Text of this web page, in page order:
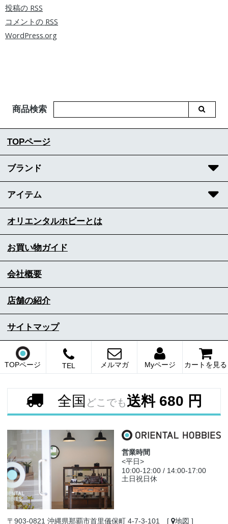
投稿の RSS
コメントの RSS
WordPress.org
商品検索
TOPページ
ブランド
アイテム
オリエンタルホビーとは
お買い物ガイド
会社概要
店舗の紹介
サイトマップ
TOPページ TEL メルマガ Myページ カートを見る
全国 どこでも送料 680 円
営業時間
<平日>
10:00-12:00 / 14:00-17:00
土日祝日休
〒903-0821 沖縄県那覇市首里儀保町 4-7-3-101 [ 地図 ]